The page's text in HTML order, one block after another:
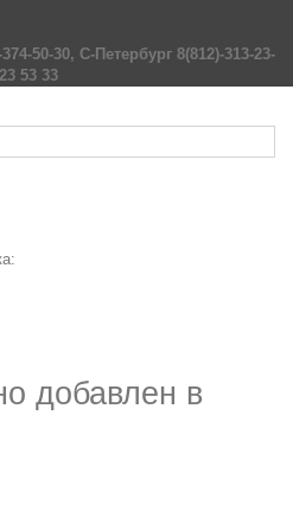
50-30, С-Петербург 8(812)-313-23-
53 33
добавлен в